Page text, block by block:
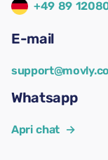
+49 89
E-mail
Whatsapp
Apri chat →